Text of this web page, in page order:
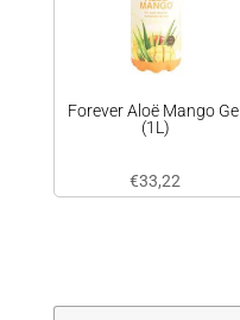
Forever Aloë Mango Gel
(1L)
€33,22